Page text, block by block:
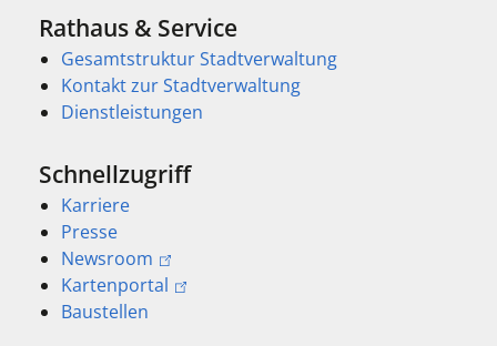
Rathaus & Service
Gesamtstruktur Stadtverwaltung
Kontakt zur Stadtverwaltung
Dienstleistungen
Schnellzugriff
Karriere
Presse
Newsroom
Kartenportal
Baustellen